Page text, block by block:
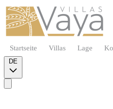
Startseite Villas Lage
DE